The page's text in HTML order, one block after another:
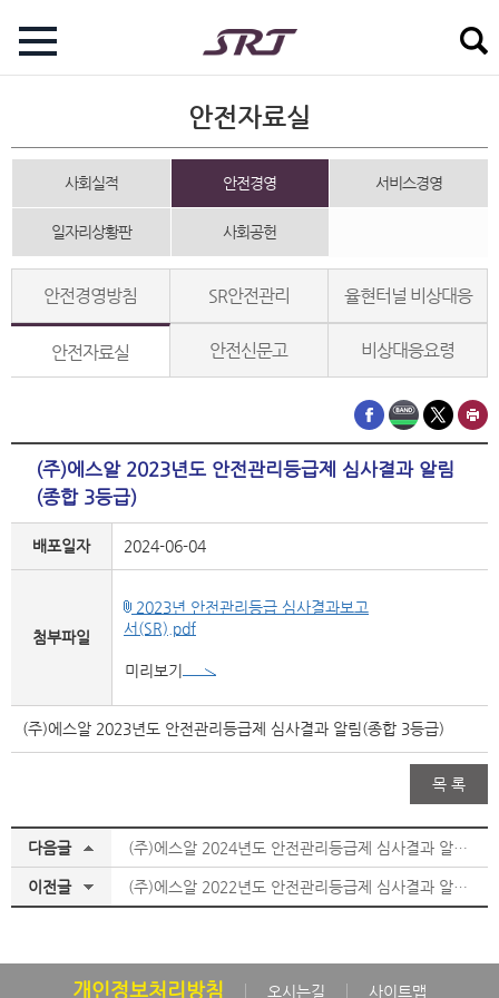
안전자료실
사회실적 안전경영 서비스경영
일자리상황판 사회공헌
안전경영방침 SR안전관리 율현터널 비상대응
안전자료실 안전신문고 비상대응요령
(주)에스알 2023년도 안전관리등급제 심사결과 알림
(종합 3등급)
배포일자 2024-06-04
첨부파일
2023년 안전관리등급 심사결과보고
서(SR).pdf
미리보기
(주)에스알 2023년도 안전관리등급제 심사결과 알림(종합 3등급)
목 록
다음글 (주)에스알 2024년도 안전관리등급제 심사결과 알림(종합 3등급)
이전글 (주)에스알 2022년도 안전관리등급제 심사결과 알림(종합 3등급)
개인정보처리방침 오시는길 사이트맵